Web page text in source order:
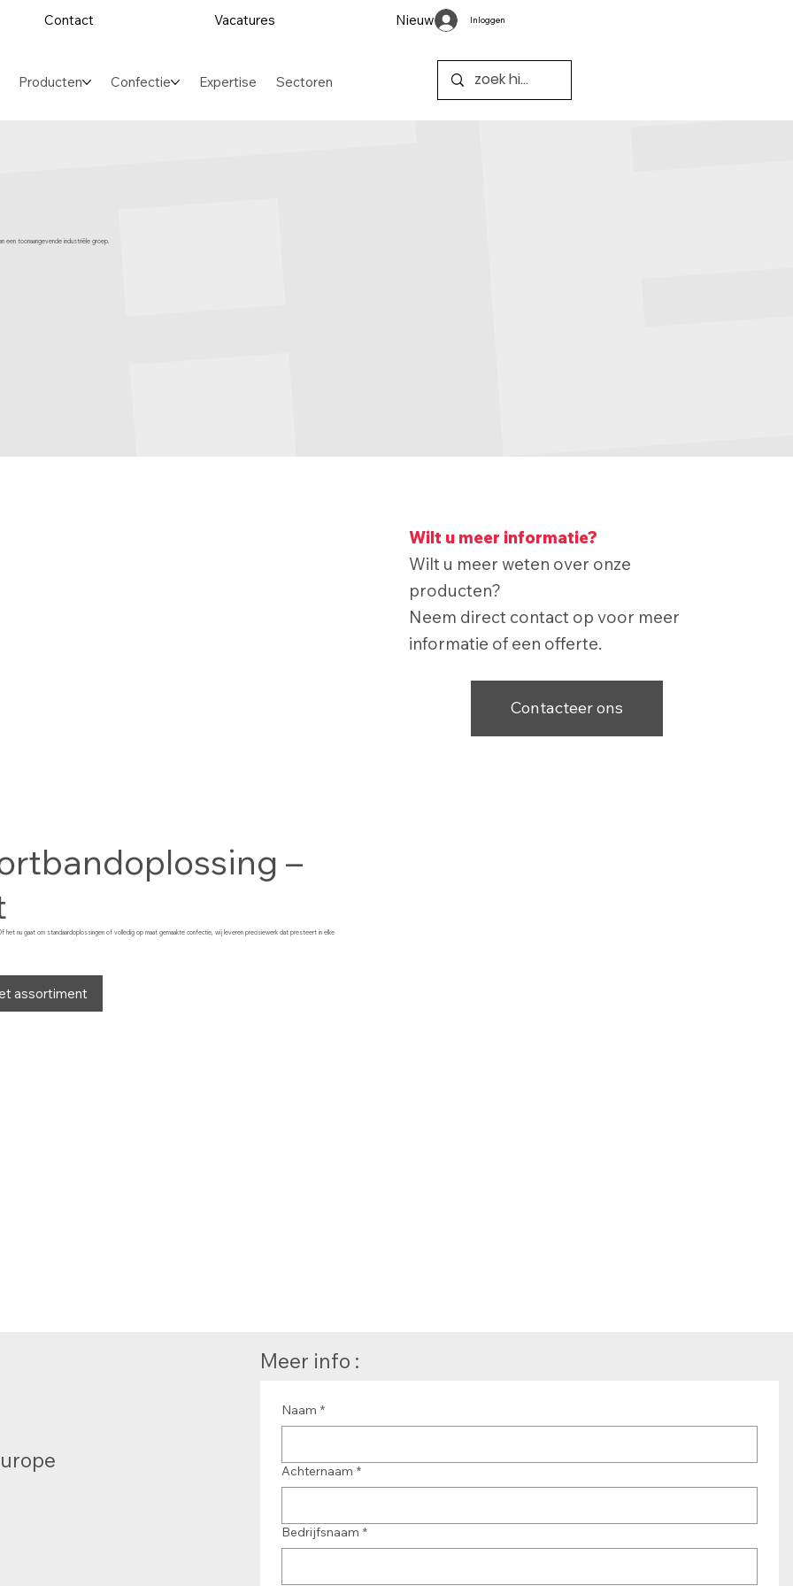
Contact Vacatures Nieuws Inloggen
Producten Confectie Expertise Sectoren
een toonaangevende industriële groep.
–
nu gaat om standaardoplossingen of volledig op maat gemaakte confectie, wij leveren precisiewerk dat presteert in elke
assortiment
Wilt u meer informatie?
Wilt u meer weten over onze
producten?
Neem direct contact op voor meer
informatie of een offerte.
Contacteer ons
Meer info :
Naam *
Achternaam *
Bedrijfsnaam *